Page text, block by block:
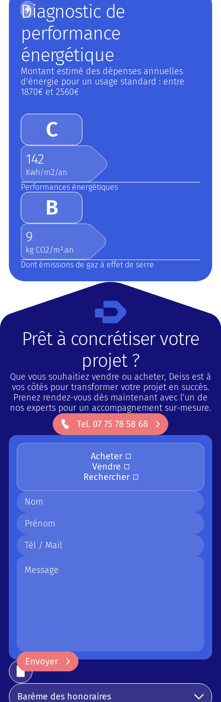
Diagnostic de
performance
énergétique
Montant estimé des dépenses annuelles
d'énergie pour un usage standard : entre
1870€ et 2560€
C
142
Kwh/m2/an
Performances énergétiques
B
9
kg CO2/m².an
Dont émissions de gaz à effet de serre
Prêt à concrétiser votre
projet ?
Que vous souhaitiez vendre ou acheter, Deiss est à
vos côtés pour transformer votre projet en succès.
Prenez rendez-vous dès maintenant avec l’un de
nos experts pour un accompagnement sur-mesure.
Button Text
Tel. 07 75 78 58 68
Acheter
Vendre
Rechercher
Envoyer
Envoyer
Barème des honoraires